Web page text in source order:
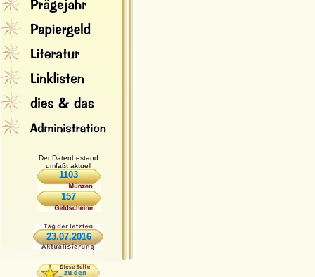
Der Datenbestand
umfaßt aktuell
1103
157
23.07.2016